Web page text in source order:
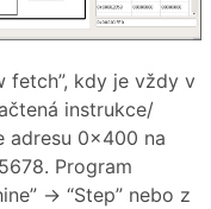
fetch”, kdy je vždy v
instrukce/
adresu 0x400 na
Program
→ “Step” nebo z